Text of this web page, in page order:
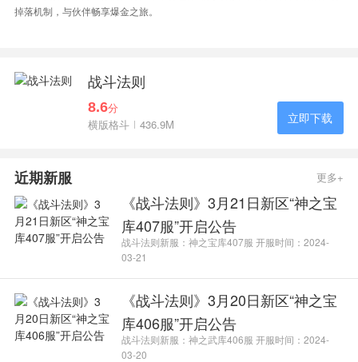
掉落机制，与伙伴畅享爆金之旅。
战斗法则
8.6分
横版格斗
436.9M 立即下载
近期新服 更多+
《战斗法则》3月21日新区“神之宝
库407服”开启公告
战斗法则新服：神之宝库407服 开服时间：2024-
03-21
《战斗法则》3月20日新区“神之宝
库406服”开启公告
战斗法则新服：神之武库406服 开服时间：2024-
03-20